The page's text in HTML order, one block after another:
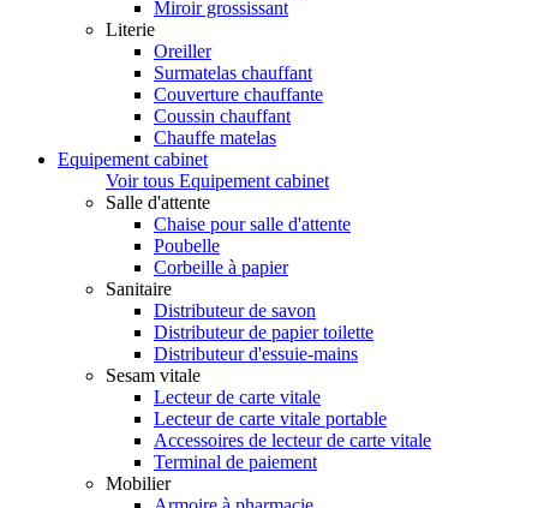
Miroir grossissant
Literie
Oreiller
Surmatelas chauffant
Couverture chauffante
Coussin chauffant
Chauffe matelas
Equipement cabinet
Voir tous Equipement cabinet
Salle d'attente
Chaise pour salle d'attente
Poubelle
Corbeille à papier
Sanitaire
Distributeur de savon
Distributeur de papier toilette
Distributeur d'essuie-mains
Sesam vitale
Lecteur de carte vitale
Lecteur de carte vitale portable
Accessoires de lecteur de carte vitale
Terminal de paiement
Mobilier